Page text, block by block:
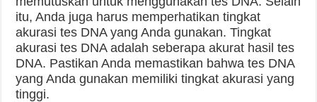
itu, Anda juga harus memperhatikan tingkat
akurasi tes DNA yang Anda gunakan. Tingkat
akurasi tes DNA adalah seberapa akurat hasil tes
DNA. Pastikan Anda memastikan bahwa tes DNA
yang Anda gunakan memiliki tingkat akurasi yang
tinggi.